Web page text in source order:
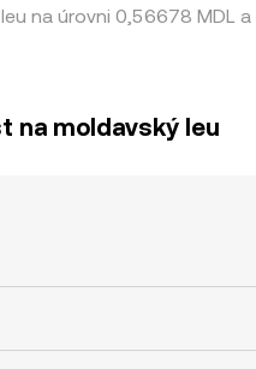
na úrovni 0,56678 MDL
na moldavský leu